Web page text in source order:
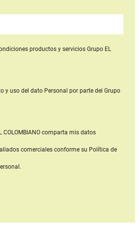
productos y serviciosGrupo EL
y uso del dato Personal por parte del Grupo
COLOMBIANOcomparta mis datos
comerciales conforme su Política de